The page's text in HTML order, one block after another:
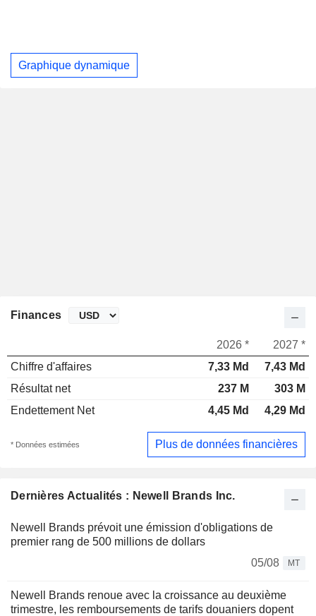
Graphique dynamique
Dernières Actualités : Newell Brands Inc.
Newell Brands prévoit une émission d'obligations de
premier rang de 500 millions de dollars
05/08
MT
Newell Brands renoue avec la croissance au deuxième
trimestre, les remboursements de tarifs douaniers dopent
Finances
2026 *
2027 *
Chiffre d'affaires
7,33 Md
7,43 Md
Résultat net
237 M
303 M
Endettement Net
4,45 Md 4,29 Md
* Données estimées Plus de données financières